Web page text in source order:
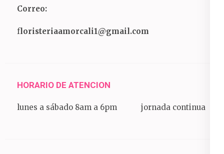
Correo:
floristeriaamorcali1@gmail.com
HORARIO DE ATENCION
lunes a sábado 8am a 6pm jornada continua